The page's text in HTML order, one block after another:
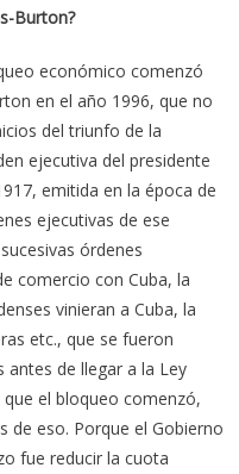
Burton?
económico comenzó
en el año 1996, que no
del triunfo de la
ejecutiva del presidente
emitida en la época de
ejecutivas de ese
órdenes
comercio con Cuba, la
vinieran a Cuba, la
etc., que se fueron
de llegar a la Ley
el bloqueo comenzó,
de eso. Porque el Gobierno
fue reducir la cuota